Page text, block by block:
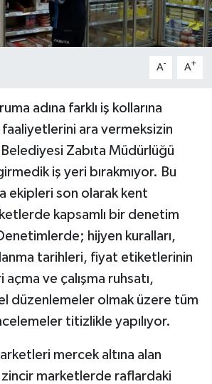
A- A+
adına farklı iş kollarına
ara vermeksizin
Zabıta Müdürlüğü
iş yeri bırakmıyor. Bu
ekipleri son olarak kent
kapsamlı bir denetim
hijyen kuralları,
tarihleri, fiyat etiketlerinin
ve çalışma ruhsatı,
düzenlemeler olmak üzere tüm
titizlikle yapılıyor.
mercek altına alan
marketlerde raflardaki